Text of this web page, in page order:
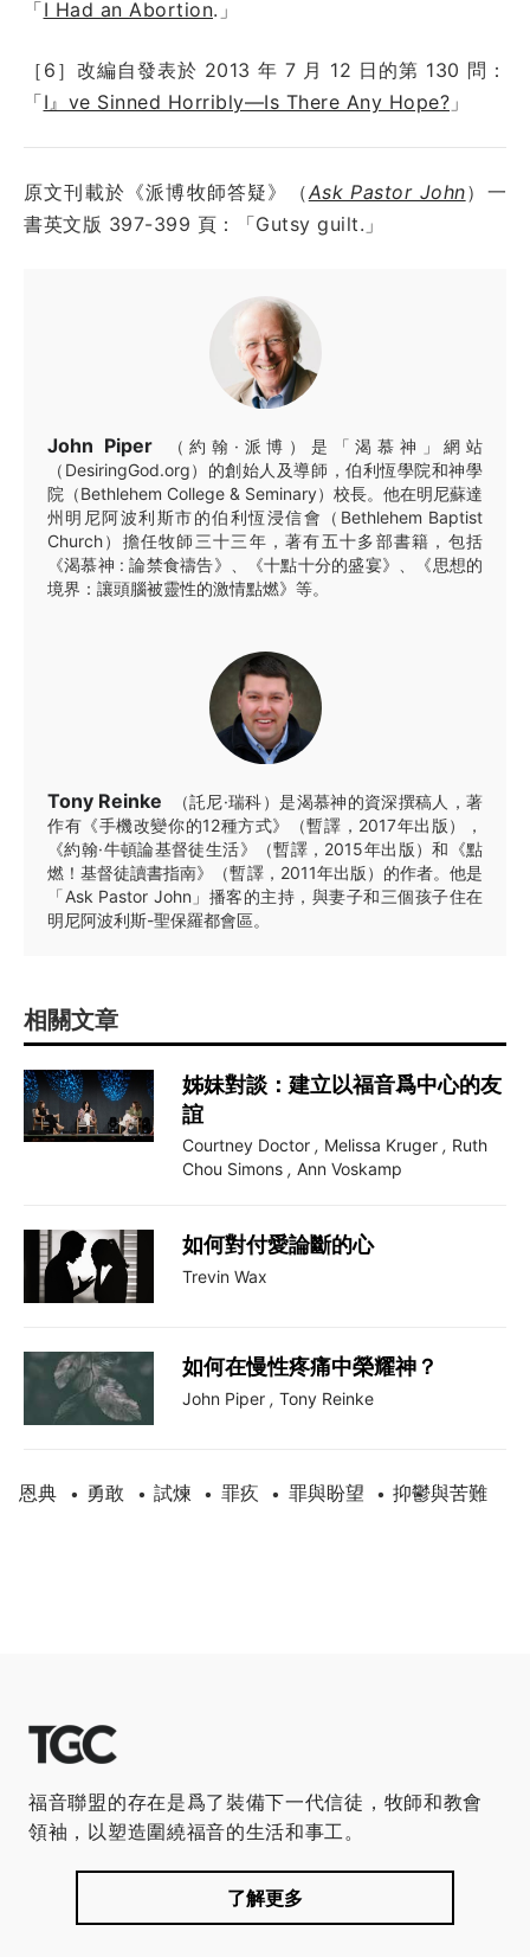
「I Had an Abortion.」
［6］改編自發表於 2013 年 7 月 12 日的第 130 問：
「I』ve Sinned Horribly—Is There Any Hope? 」
原文刊載於《派博牧師答疑》（Ask Pastor John）一
書英文版 397-399 頁：「Gutsy guilt.」
John Piper
（約翰·派博）是「渴慕神」網站
（DesiringGod.org）的創始人及導師，伯利恆學院和神學
院（Bethlehem College & Seminary）校長。他在明尼蘇達
州明尼阿波利斯市的伯利恆浸信會（Bethlehem Baptist
Church）擔任牧師三十三年，著有五十多部書籍，包括
《渴慕神 : 論禁食禱告》、《十點十分的盛宴》、《思想的
境界：讓頭腦被靈性的激情點燃》等。
Tony Reinke
（託尼·瑞科）是渴慕神的資深撰稿人，著
作有《手機改變你的12種方式》（暫譯，2017年出版），
《約翰·牛頓論基督徒生活》（暫譯，2015年出版）和《點
燃！基督徒讀書指南》（暫譯，2011年出版）的作者。他是
「Ask Pastor John」播客的主持，與妻子和三個孩子住在
明尼阿波利斯-聖保羅都會區。
相關文章
姊妹對談：建立以福音爲中心的友
誼
Courtney Doctor , Melissa Kruger , Ruth
Chou Simons , Ann Voskamp
如何對付愛論斷的心
Trevin Wax
如何在慢性疼痛中榮耀神？
John Piper , Tony Reinke
恩典 • 勇敢 • 試煉 • 罪疚 • 罪與盼望 • 抑鬱與苦難
福音聯盟的存在是爲了裝備下一代信徒，牧師和教會
領袖，以塑造圍繞福音的生活和事工。
了解更多